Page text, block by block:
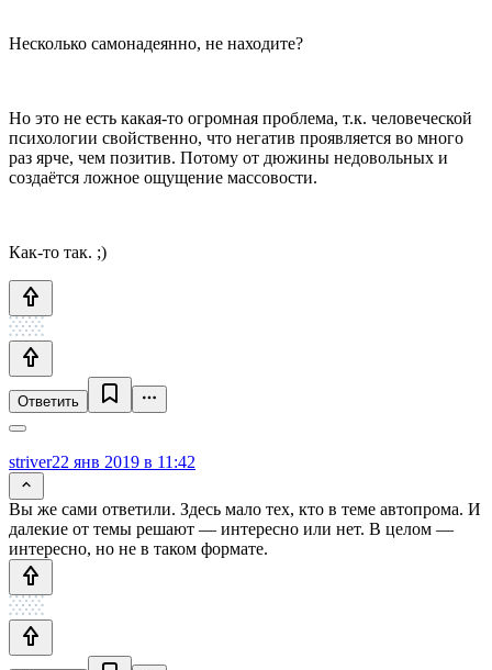
Несколько самонадеянно, не находите?
Но это не есть какая-то огромная проблема, т.к. человеческой
психологии свойственно, что негатив проявляется во много
раз ярче, чем позитив. Потому от дюжины недовольных и
создаётся ложное ощущение массовости.
Как-то так. ;)
Ответить
striver22 янв 2019 в 11:42
Вы же сами ответили. Здесь мало тех, кто в теме автопрома. И
далекие от темы решают — интересно или нет. В целом —
интересно, но не в таком формате.